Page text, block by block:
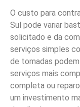
O custo para
Sul pode variar
solicitado e da
serviços simples
de tomadas
serviços mais
completa ou
um investimento